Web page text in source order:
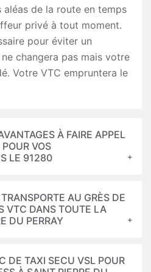
de la route en temps
privé à tout moment.
pour éviter un
changera pas mais votre
Votre VTC empruntera le
À FAIRE APPEL
VOS
LE 91280
AU GRÈS DE
VTC DANS TOUTE LA
DU PERRAY
DE TAXI SECU VSL POUR